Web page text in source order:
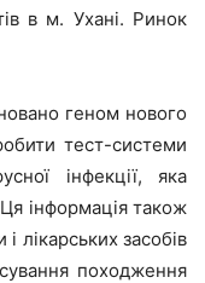
в м. Ухані. Ринок
геном нового
тест-системи
інфекції, яка
інформація також
лікарських засобів
походження